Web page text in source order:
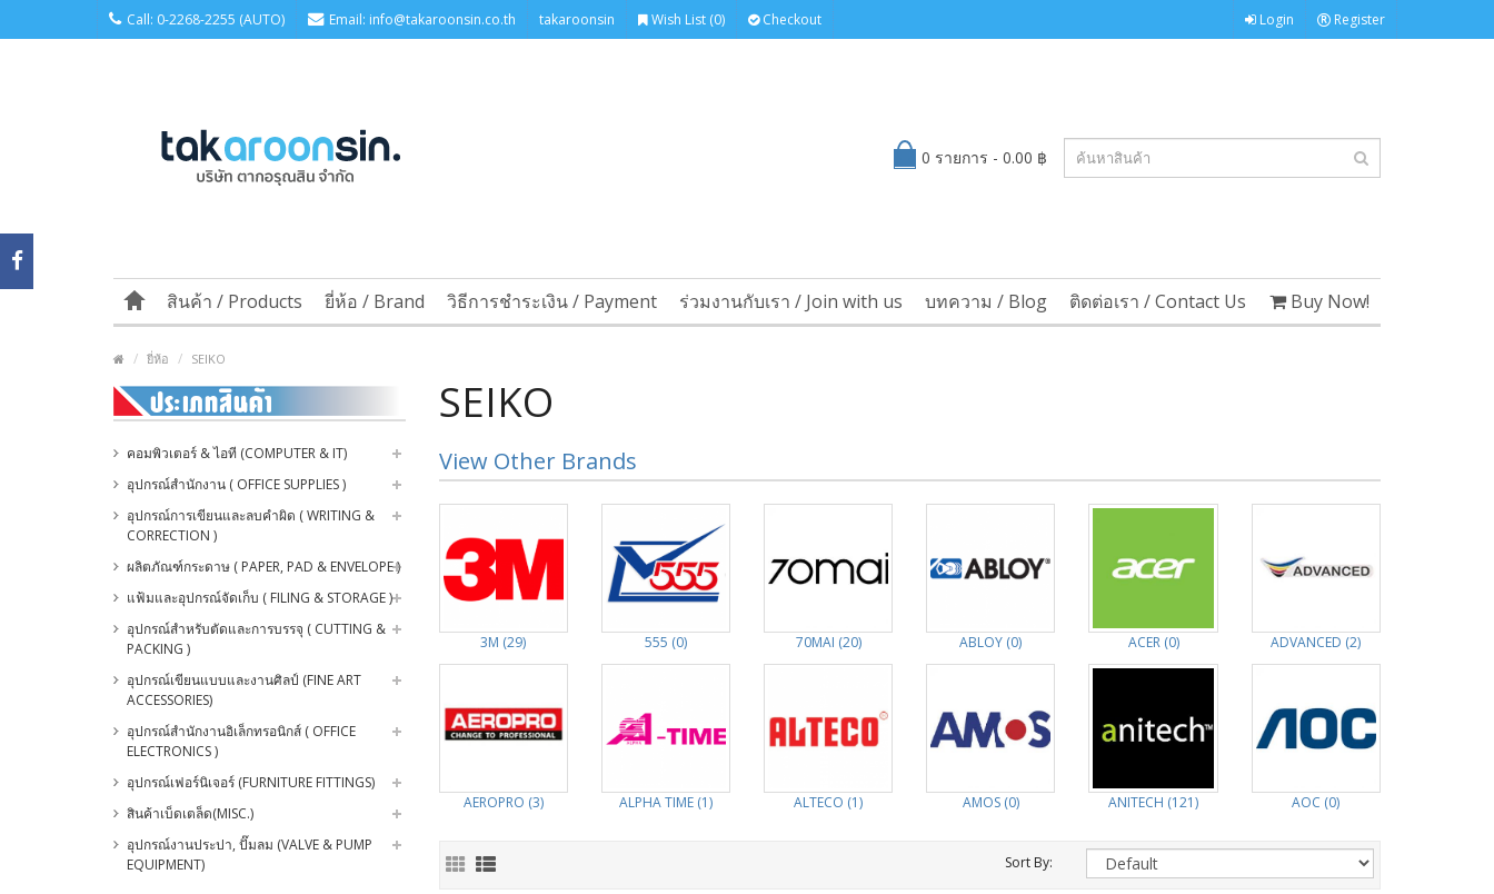
Call: 0-2268-2255 (AUTO) Email: info@takaroonsin.co.th takaroonsin Wish List (0) Checkout Login Register
0 รายการ - 0.00 ฿
สินค้า / Products ยี่ห้อ / Brand วิธีการชำระเงิน / Payment ร่วมงานกับเรา / Join with us บทความ / Blog ติดต่อเรา / Contact Us Buy Now!
ยี่ห้อ SEIKO
คอมพิวเตอร์ & ไอที (COMPUTER & IT)
อุปกรณ์สำนักงาน ( OFFICE SUPPLIES )
อุปกรณ์การเขียนและลบคำผิด ( WRITING &
CORRECTION )
ผลิตภัณฑ์กระดาษ ( PAPER, PAD & ENVELOPE )
แฟ้มและอุปกรณ์จัดเก็บ ( FILING & STORAGE )
อุปกรณ์สำหรับตัดและการบรรจุ ( CUTTING &
PACKING )
อุปกรณ์เขียนแบบและงานศิลป์ (FINE ART
ACCESSORIES)
อุปกรณ์สำนักงานอิเล็กทรอนิกส์ ( OFFICE
ELECTRONICS )
อุปกรณ์เฟอร์นิเจอร์ (FURNITURE FITTINGS)
สินค้าเบ็ดเตล็ด(MISC.)
อุปกรณ์งานประปา, ปั๊มลม (VALVE & PUMP
EQUIPMENT)
SEIKO
View Other Brands
3M (29) 555 (0) 70MAI (20) ABLOY (0) ACER (0) ADVANCED (2)
AEROPRO (3) ALPHA TIME (1) ALTECO (1) AMOS (0) ANITECH (121) AOC (0)
Sort By: